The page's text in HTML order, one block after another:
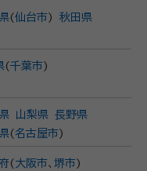
(仙台市)
秋田県
(千葉市)
山梨県 長野県
( 名古屋市)
( 大阪市、 堺市)